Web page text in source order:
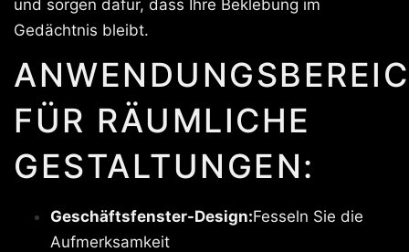
und sorgen dafür, dass Ihre Beklebung im
Gedächtnis bleibt.
FÜR RÄUMLICHE
GESTALTUNGEN:
Geschäftsfenster-Design:Fesseln Sie die
Aufmerksamkeit